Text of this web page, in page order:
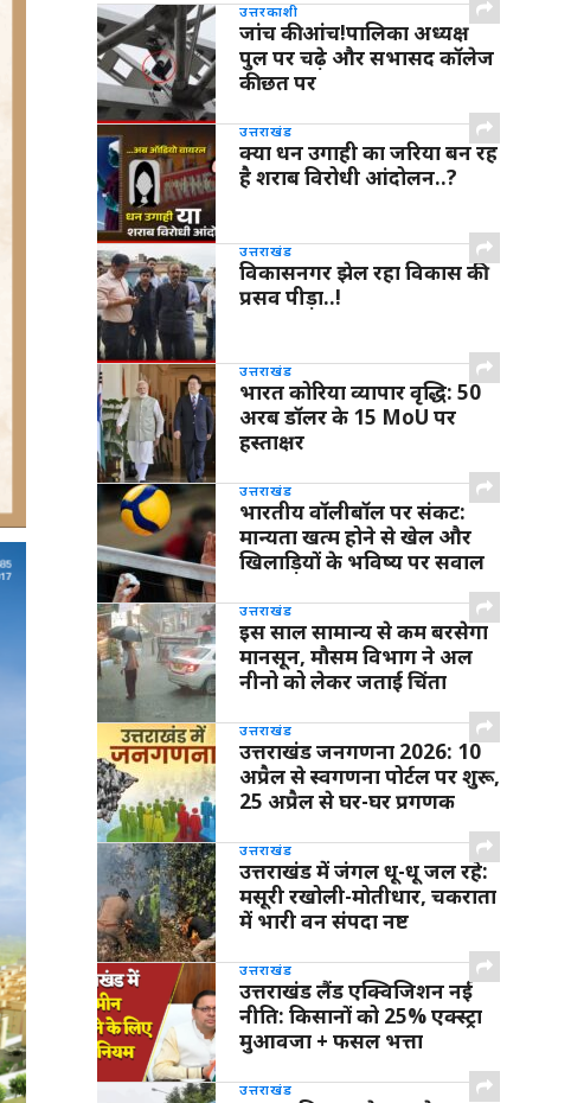
उत्तरकाशी
जांच की आंच!पालिका अध्यक्ष
पुल पर चढ़े और सभासद कॉलेज
की छत पर
उत्तराखंड
क्या धन उगाही का जरिया बन रह
है शराब विरोधी आंदोलन..?
उत्तराखंड
विकासनगर झेल रहा विकास की
प्रसव पीड़ा..!
उत्तराखंड
भारत कोरिया व्यापार वृद्धि: 50
अरब डॉलर के 15 MoU पर
हस्ताक्षर
उत्तराखंड
भारतीय वॉलीबॉल पर संकट:
मान्यता खत्म होने से खेल और
खिलाड़ियों के भविष्य पर सवाल
उत्तराखंड
इस साल सामान्य से कम बरसेगा
मानसून, मौसम विभाग ने अल
नीनो को लेकर जताई चिंता
उत्तराखंड
उत्तराखंड जनगणना 2026: 10
अप्रैल से स्वगणना पोर्टल पर शुरू,
25 अप्रैल से घर-घर प्रगणक
उत्तराखंड
उत्तराखंड में जंगल धू-धू जल रहे:
मसूरी रखोली-मोतीधार, चकराता
में भारी वन संपदा नष्ट
उत्तराखंड
उत्तराखंड लैंड एक्विजिशन नई
नीति: किसानों को 25% एक्स्ट्रा
मुआवजा + फसल भत्ता
उत्तराखंड